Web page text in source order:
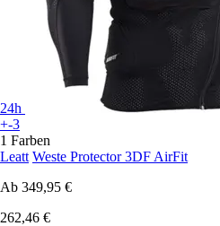
24h
+-3
1 Farben
Leatt Weste Protector 3DF AirFit
Ab 349,95 €
262,46 €